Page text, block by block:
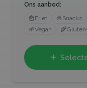
Ons aanbod:
🍟Friet 🧆Snacks
🌱Vegan 🌾